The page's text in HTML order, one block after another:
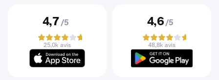
4,7 /5
25,0k avis
4,6 /5
48,8k avis